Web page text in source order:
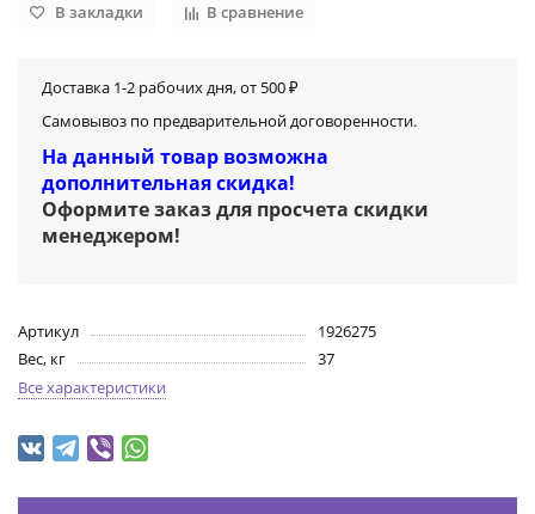
В закладки В сравнение
Доставка 1-2 рабочих дня, от 500 ₽
Самовывоз по предварительной договоренности.
На данный товар возможна
дополнительная скидка!
Оформите заказ для просчета скидки
менеджером!
Артикул
1926275
Вес, кг
37
Все характеристики